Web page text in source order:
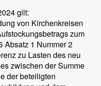
gilt:
von Kirchenkreisen
zum
Absatz 1 Nummer 2
zu Lasten des neu
zwischen der Summe
der beteiligten